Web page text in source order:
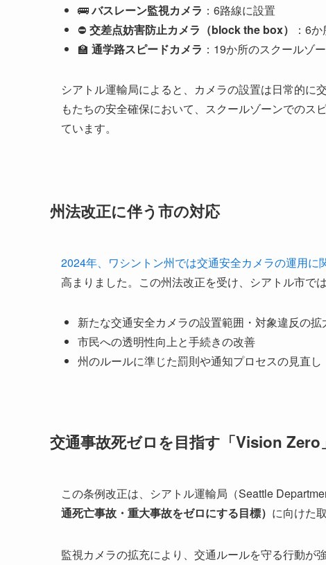
🚌バスレーン監視カメラ ：6路線に設置
⛔ 交差点妨害防止カメラ（block the box）
：6
🏫 通学路スピードカメラ ：19か所のスクールゾ
シアトル運輸局によると、カメラの設置は日常的に
もたちの安全確保において、スクールゾーンでのス
ています。
州法改正に伴う市の対応
2024年、ワシントン州では交通安全カメラの運用に
高まりました。この州法改正を受け、シアトル市で
新たな交通安全カメラの設置範囲・対象違反の拡
市民への透明性向上と手続きの改善
州のルールに準じた罰則や通知プロセスの見直し
交通事故死ゼロを目指す「Vision Zero
この条例改正は、シアトル運輸局（Seattle
通死亡事故・重大事故をゼロにする目標） に向けた
監視カメラの拡充により、交通ルールを守る行動が